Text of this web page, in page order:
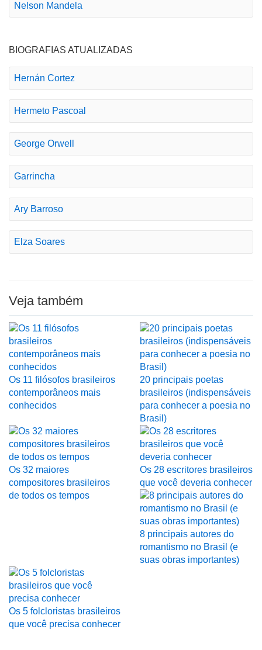
Nelson Mandela
BIOGRAFIAS ATUALIZADAS
Hernán Cortez
Hermeto Pascoal
George Orwell
Garrincha
Ary Barroso
Elza Soares
Veja também
Os 11 filósofos brasileiros
contemporâneos mais
conhecidos
20 principais poetas
brasileiros (indispensáveis
para conhecer a poesia no
Brasil)
Os 32 maiores
compositores brasileiros
de todos os tempos
Os 28 escritores brasileiros
que você deveria conhecer
8 principais autores do
romantismo no Brasil (e
suas obras importantes)
Os 5 folcloristas brasileiros
que você precisa conhecer